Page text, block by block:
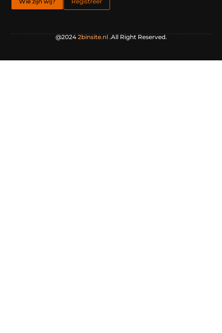
@2024 2binsite.nl.All Right Reserved.